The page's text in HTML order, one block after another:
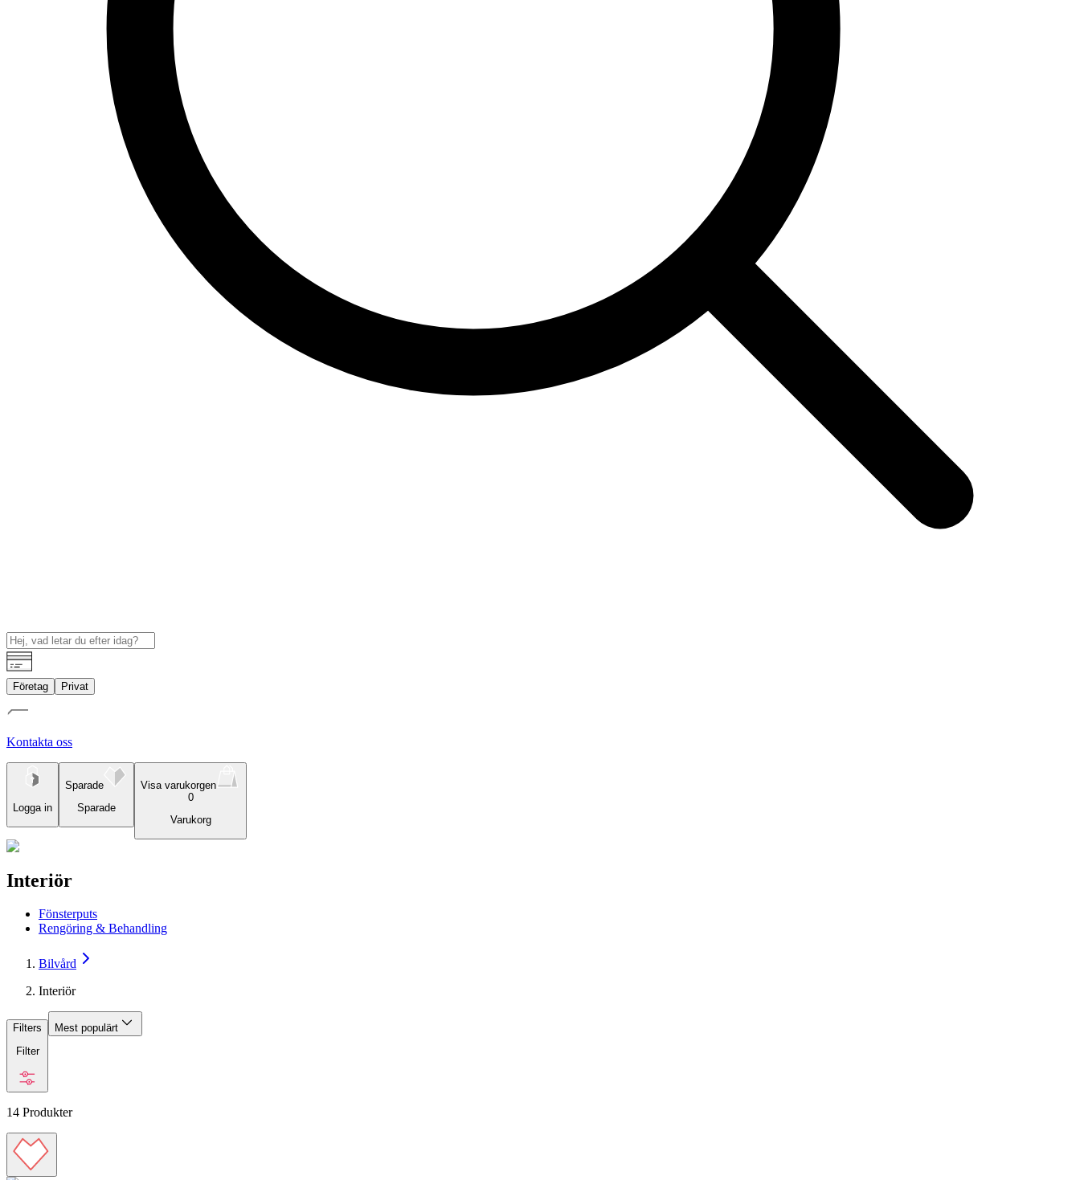
Företag Privat
Kontakta oss
Logga in
Sparade
Sparade
Visa varukorgen
0
Varukorg
Interiör
Fönsterputs
Rengöring & Behandling
Bilvård
Interiör
Filters
Filter
Mest populärt
14 Produkter